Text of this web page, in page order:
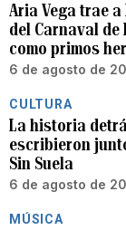
Aria Vega trae
del Carnaval de
como primos
6 de agosto de
CULTURA
La historia
escribieron
Sin Suela
6 de agosto de
MÚSICA